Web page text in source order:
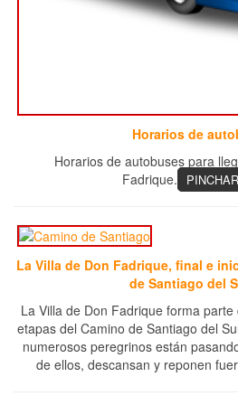
Horarios de
Horarios de autobuses para
Fadrique.
La Villa de Don Fadrique, final e
de Santiago del
La Villa de Don Fadrique forma
etapas del Camino de Santiago del
numerosos peregrinos están
de ellos, descansan y reponen